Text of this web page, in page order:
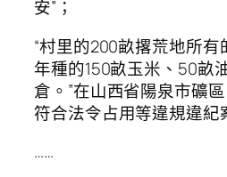
安”；
“村里的200畝撂荒地所
年種的150畝玉米、50畝
倉。”在山西省陽泉市礦
符合法令占用等違規違紀
……